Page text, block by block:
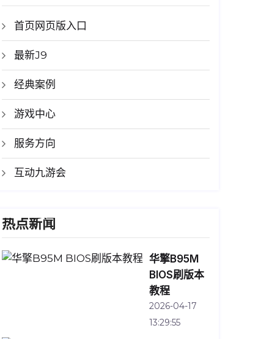
首页网页版入口
最新J9
经典案例
游戏中心
服务方向
互动九游会
热点新闻
华擎B95M
BIOS刷版本
教程
2026-04-17
13:29:55